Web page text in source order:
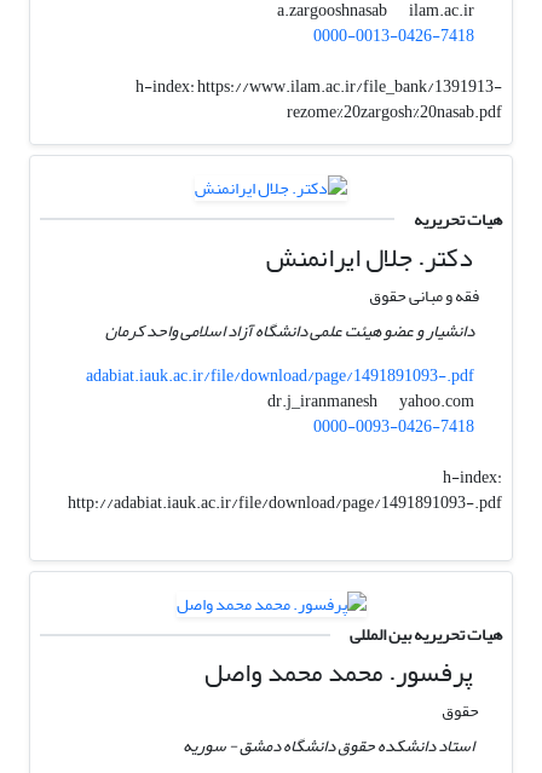
a.zargooshnasab
ilam.ac.ir
0000-0013-0426-7418
h-index:https://www.ilam.ac.ir/file_bank/1391913-
rezome%20zargosh%20nasab.pdf
هیات تحریریه
دکتر. جلال ایرانمنش
فقه و مبانی حقوق
دانشیار و عضو هیئت علمی دانشگاه آزاد اسلامی واحد کرمان
adabiat.iauk.ac.ir/file/download/page/1491891093-.pdf
dr.j_iranmanesh
yahoo.com
0000-0093-0426-7418
h-index:
http://adabiat.iauk.ac.ir/file/download/page/1491891093-.pdf
هیات تحریریه بین المللی
پرفسور. محمد محمد واصل
حقوق
استاد دانشکده حقوق دانشگاه دمشق - سوریه